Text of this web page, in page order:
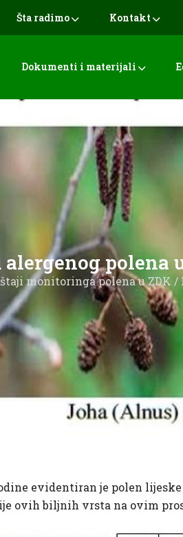
Šta radimo Kontakt
Dokumenti i materijali
polena u
monitoringa polena u ZDK /
evidentiran je polen
ovih biljnih vrsta na ovim